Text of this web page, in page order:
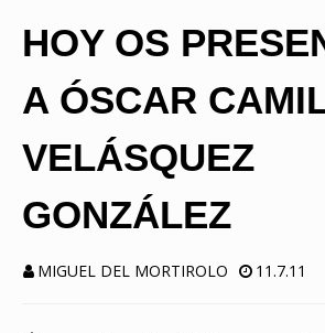
HOY OS
A ÓSCAR
VELÁSQUEZ
GONZÁLEZ
MIGUEL DEL MORTIROLO 11.7.11